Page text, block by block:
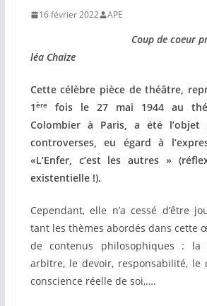
16 février 2022 APE
Coup de coeur
léa Chaize
Cette célèbre pièce de théâtre,
1èrefois le 27 mai 1944 au
Colombier à Paris, a été l’objet
controverses, eu égard à
«L’Enfer, c’est les autres »
existentielle !).
Cependant, elle n’a cessé d’être
tant les thèmes abordés dans cette
de contenus philosophiques :
arbitre, le devoir, responsabilité, le
conscience réelle de soi,….